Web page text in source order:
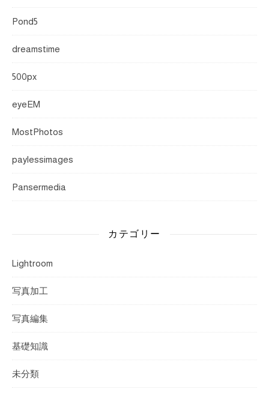
Pond5
dreamstime
500px
eyeEM
MostPhotos
paylessimages
Pansermedia
カテゴリー
Lightroom
写真加工
写真編集
基礎知識
未分類